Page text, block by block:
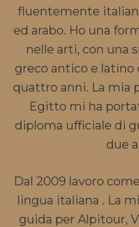
fluentemente
ed arabo. Ho una
nelle arti, con una
greco antico e
quattro anni. La mia
Egitto mi ha
diploma ufficiale di
due
Dal 2009 lavoro
lingua italiana . La
guida per Alpitour,